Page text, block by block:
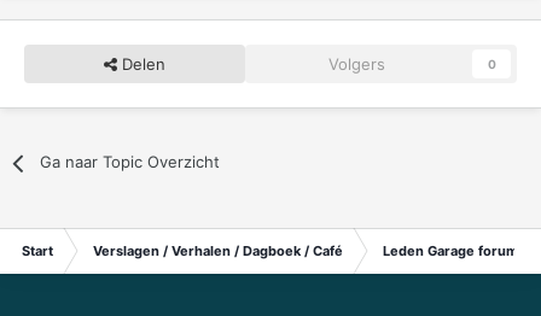
Delen Volgers 0
Ga naar Topic Overzicht
Start Verslagen / Verhalen / Dagboek / Café Leden Garage forum